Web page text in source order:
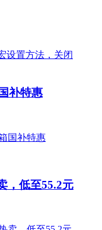
补特惠
，低至55.2元